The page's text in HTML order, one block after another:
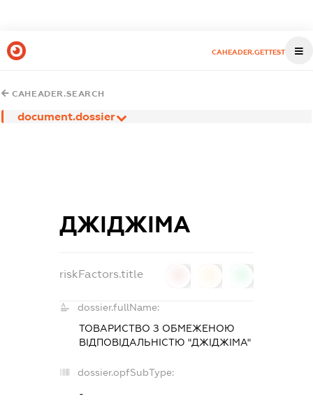
CAHEADER.GETTEST
CAHEADER.SEARCH
document.dossier
ДЖІДЖІМА
riskFactors.title
dossier.fullName:
ТОВАРИСТВО З ОБМЕЖЕНОЮ
ВІДПОВІДАЛЬНІСТЮ "ДЖІДЖІМА"
dossier.opfSubType:
-